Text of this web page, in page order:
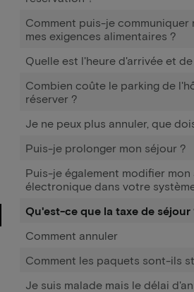
Comment puis-je communiquer
mes exigences alimentaires ?
Quelle est l'heure d'arrivée et
Combien coûte le parking de
réserver ?
Je ne peux plus annuler, que
Puis-je prolonger mon séjour ?
Puis-je également modifier mon
électronique dans votre
Qu'est-ce que la taxe de séjour
Comment annuler
Comment les paquets sont-ils
Je suis malade mais le délai